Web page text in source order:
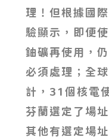
理！但根據國
驗顯示，即便
鈾礦再使用，
必須處理；全
計，31個核電
芬蘭選定了場
其他有選定場